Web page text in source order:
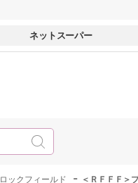
ネットスーパー
ロックフィールド - ＜ＲＦＦＦ＞